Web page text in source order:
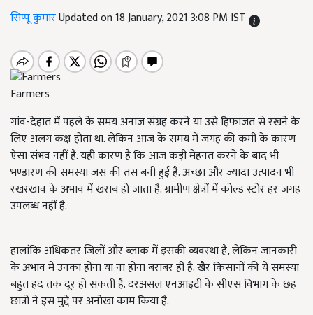
सिप्पू कुमारUpdated on 18 January, 2021 3:08 PM IST
Farmers
गांव-देहात में पहले के समय अनाज संग्रह करने या उसे हिफाजत से रखने के
लिए अलग कक्ष होता था. लेकिन आज के समय में जगह की कमी के कारण
ऐसा संभव नहीं है. यही कारण है कि आज कड़ी मेहनत करने के बाद भी
भण्डारण की समस्या जस की तस बनी हुई है. अच्छा और ज्यादा उत्पादन भी
रखरखाव के अभाव में खराब हो जाता है. ग्रामीण क्षेत्रों में कोल्ड स्टोर हर जगह
उपलब्ध नहीं है.
हालांकि अधिकतर जिलों और ब्लाक में इसकी व्यवस्था है, लेकिन जानकारी
के अभाव में उनका होना या ना होना बराबर ही है. खैर किसानों की ये समस्या
बहुत हद तक दूर हो सकती है. दरअसल एनआइटी के सीएस विभाग के छह
छात्रों ने इस मुद्दे पर अनोखा काम किया है.